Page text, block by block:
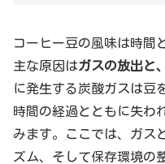
コーヒー豆の風味は時間
主な原因はガスの放出と
に発生する炭酸ガスは豆
時間の経過とともに失わ
みます。ここでは、ガス
ズム、そして保存環境の